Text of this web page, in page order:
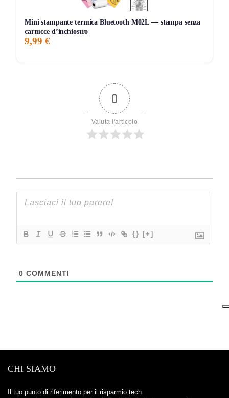
Mini stampante termica Bluetooth M02L — stampa senza
cartucce d’inchiostro
9,99 €
0
Valuta l'articolo
{} [+]
0 COMMENTI
CHI SIAMO
Il tuo punto di riferimento per il risparmio tech.